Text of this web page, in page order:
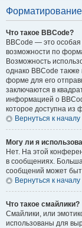
Что такое BBCode?
BBCode — это
возможности по
Возможность
однако BBCode
форме для его
заключаются в
информацией о
которое доступна из
Вернуться к началу
Могу ли я
Нет. На этой
в сообщениях.
сообщений может
Вернуться к началу
Что такое смайлики?
Смайлики, или
использованы для